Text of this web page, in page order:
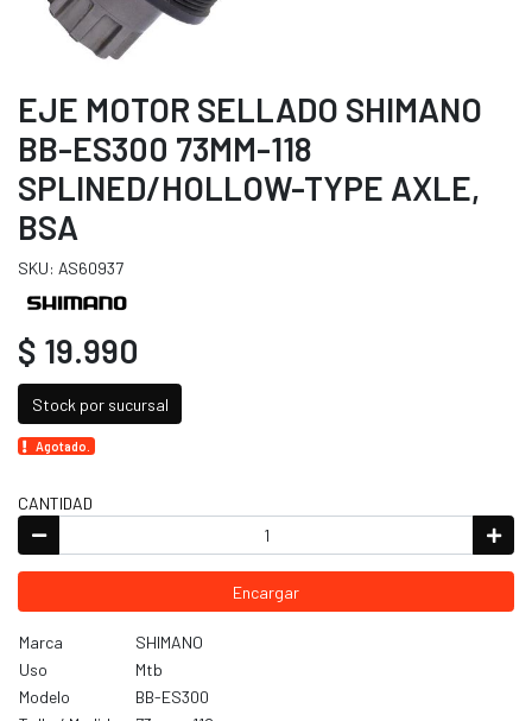
EJE MOTOR SELLADO SHIMANO
BB-ES300 73MM-118
SPLINED/HOLLOW-TYPE AXLE,
BSA
SKU: AS60937
$ 19.990
Stock por sucursal
Agotado.
CANTIDAD
Encargar
Marca
SHIMANO
Uso
Mtb
Modelo
BB-ES300